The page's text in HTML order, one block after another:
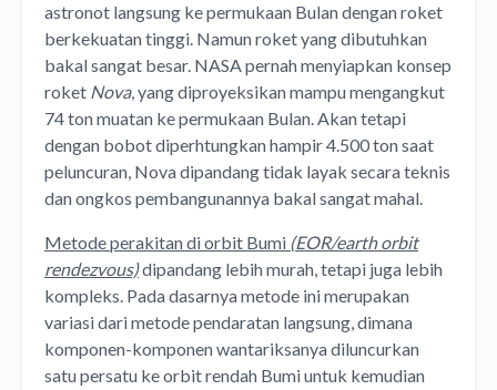
astronot langsung ke permukaan Bulan dengan roket
berkekuatan tinggi. Namun roket yang dibutuhkan
bakal sangat besar. NASA pernah menyiapkan konsep
roket Nova, yang diproyeksikan mampu mengangkut
74 ton muatan ke permukaan Bulan. Akan tetapi
dengan bobot diperhtungkan hampir 4.500 ton saat
peluncuran, Nova dipandang tidak layak secara teknis
dan ongkos pembangunannya bakal sangat mahal.
Metode perakitan di orbit Bumi (EOR/earth orbit
rendezvous)dipandang lebih murah, tetapi juga lebih
kompleks. Pada dasarnya metode ini merupakan
variasi dari metode pendaratan langsung, dimana
komponen-komponen wantariksanya diluncurkan
satu persatu ke orbit rendah Bumi untuk kemudian